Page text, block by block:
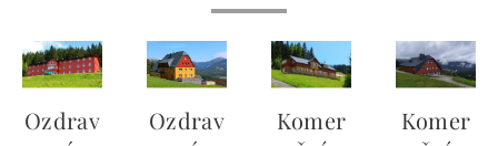
Ozdrav
Ozdrav
Komer
Komer